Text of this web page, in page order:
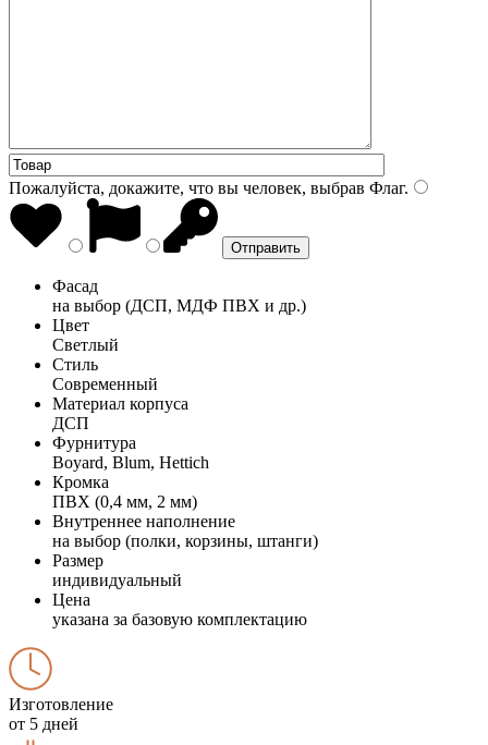
Пожалуйста, докажите, что вы человек, выбрав Флаг.
Фасад
на выбор (ДСП, МДФ ПВХ и др.)
Цвет
Светлый
Стиль
Современный
Материал корпуса
ДСП
Фурнитура
Boyard, Blum, Hettich
Кромка
ПВХ (0,4 мм, 2 мм)
Внутреннее наполнение
на выбор (полки, корзины, штанги)
Размер
индивидуальный
Цена
указана за базовую комплектацию
Изготовление
от 5 дней